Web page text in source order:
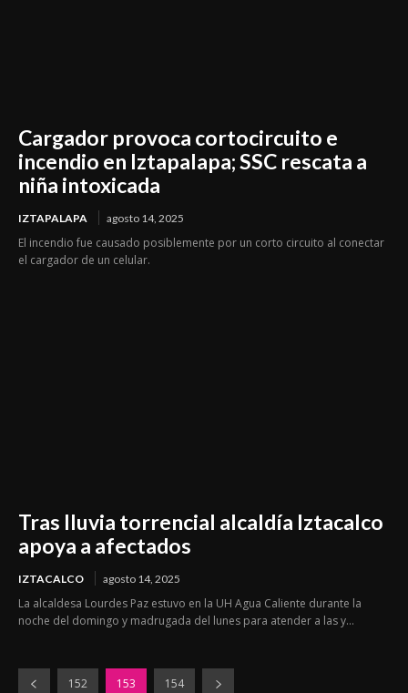
Cargador provoca cortocircuito e
incendio en Iztapalapa; SSC rescata a
niña intoxicada
IZTAPALAPA agosto 14, 2025
El incendio fue causado posiblemente por un corto circuito al conectar
el cargador de un celular.
Tras lluvia torrencial alcaldía Iztacalco
apoya a afectados
IZTACALCO agosto 14, 2025
La alcaldesa Lourdes Paz estuvo en la UH Agua Caliente durante la
noche del domingo y madrugada del lunes para atender a las y...
152 153 154